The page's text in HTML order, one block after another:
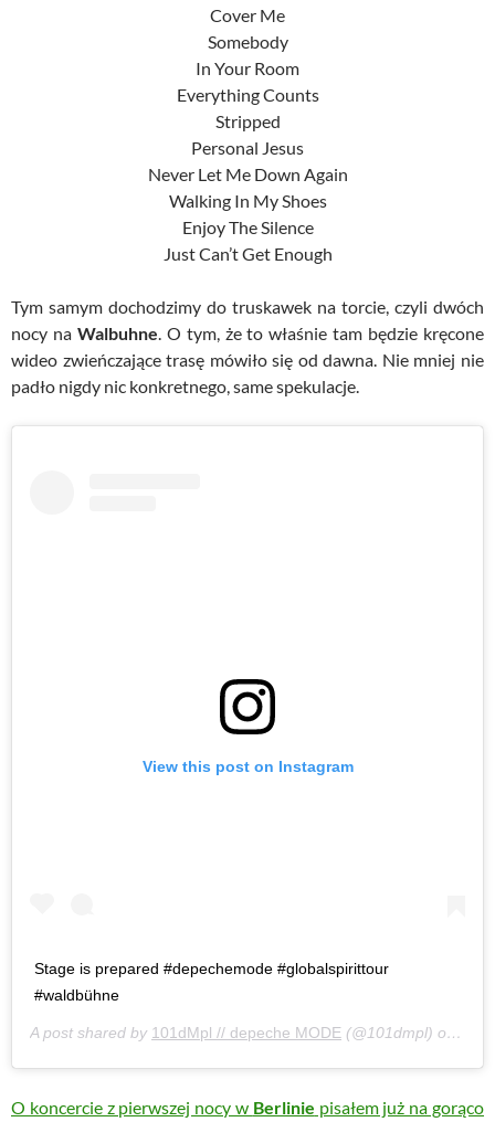
Cover Me
Somebody
In Your Room
Everything Counts
Stripped
Personal Jesus
Never Let Me Down Again
Walking In My Shoes
Enjoy The Silence
Just Can’t Get Enough
Tym samym dochodzimy do truskawek na torcie, czyli dwóch
nocy na Walbuhne . O tym, że to właśnie tam będzie kręcone
wideo zwieńczające trasę mówiło się od dawna. Nie mniej nie
padło nigdy nic konkretnego, same spekulacje.
View this post on Instagram
Stage is prepared #depechemode #globalspirittour
#waldbühne
A post shared by 101dMpl // depeche MODE (@101dmpl) on
O koncercie z pierwszej nocy w Berlinie pisałem już na gorąco